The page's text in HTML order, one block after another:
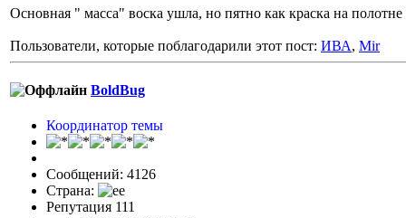
Основная " масса" воска ушла, но пятно как краска на полотне
Пользователи, которые поблагодарили этот пост: ИВА, Mir
BoldBug
Координатор темы
Сообщений: 4126
Страна:
Репутация 111